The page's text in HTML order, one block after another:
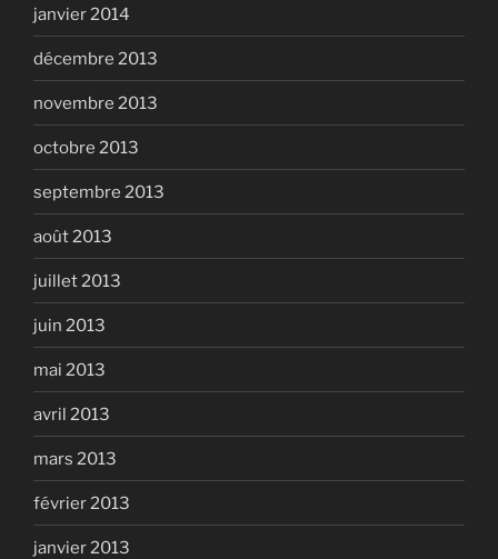
janvier 2014
décembre 2013
novembre 2013
octobre 2013
septembre 2013
août 2013
juillet 2013
juin 2013
mai 2013
avril 2013
mars 2013
février 2013
janvier 2013